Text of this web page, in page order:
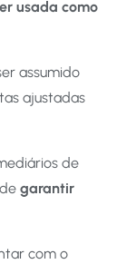
usada como
assumido
ajustadas
de
garantir
com o